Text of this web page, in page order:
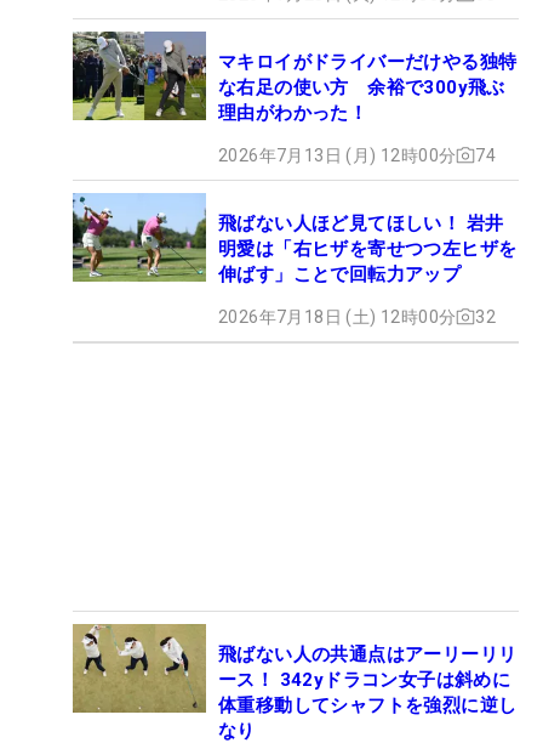
マキロイがドライバーだけやる独特
な右足の使い方 余裕で300y飛ぶ
理由がわかった！
2026年7月13日 (月) 12時00分 74
飛ばない人ほど見てほしい！ 岩井
明愛は「右ヒザを寄せつつ左ヒザを
伸ばす」ことで回転力アップ
2026年7月18日 (土) 12時00分 32
飛ばない人の共通点はアーリーリリ
ース！ 342yドラコン女子は斜めに
体重移動してシャフトを強烈に逆し
なり